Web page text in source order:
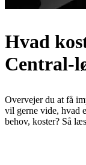
Hvad
Central-
Overvejer du at få
vil gerne vide, hvad
behov, koster? Så